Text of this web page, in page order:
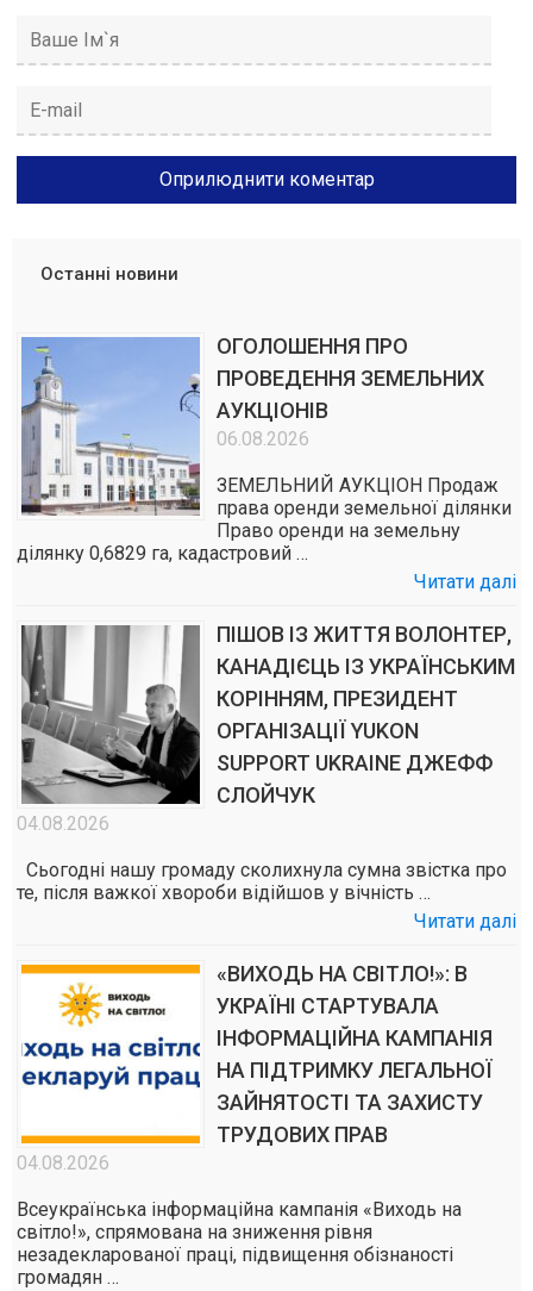
Останні новини
ОГОЛОШЕННЯ ПРО
ПРОВЕДЕННЯ ЗЕМЕЛЬНИХ
АУКЦІОНІВ
06.08.2026
ЗЕМЕЛЬНИЙ АУКЦІОН Продаж
права оренди земельної ділянки
Право оренди на земельну
ділянку 0,6829 га, кадастровий …
Читати далі
ПІШОВ ІЗ ЖИТТЯ ВОЛОНТЕР,
КАНАДІЄЦЬ ІЗ УКРАЇНСЬКИМ
КОРІННЯМ, ПРЕЗИДЕНТ
ОРГАНІЗАЦІЇ YUKON
SUPPORT UKRAINE ДЖЕФФ
СЛОЙЧУК
04.08.2026
Сьогодні нашу громаду сколихнула сумна звістка про
те, після важкої хвороби відійшов у вічність …
Читати далі
«ВИХОДЬ НА СВІТЛО!»: В
УКРАЇНІ СТАРТУВАЛА
ІНФОРМАЦІЙНА КАМПАНІЯ
НА ПІДТРИМКУ ЛЕГАЛЬНОЇ
ЗАЙНЯТОСТІ ТА ЗАХИСТУ
ТРУДОВИХ ПРАВ
04.08.2026
Всеукраїнська інформаційна кампанія «Виходь на
світло!», спрямована на зниження рівня
незадекларованої праці, підвищення обізнаності
громадян …